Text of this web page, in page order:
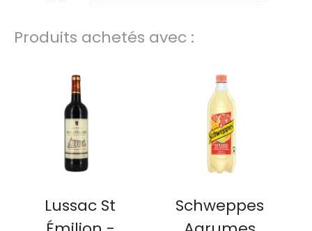
Produits achetés avec :
Lussac St
Schweppes